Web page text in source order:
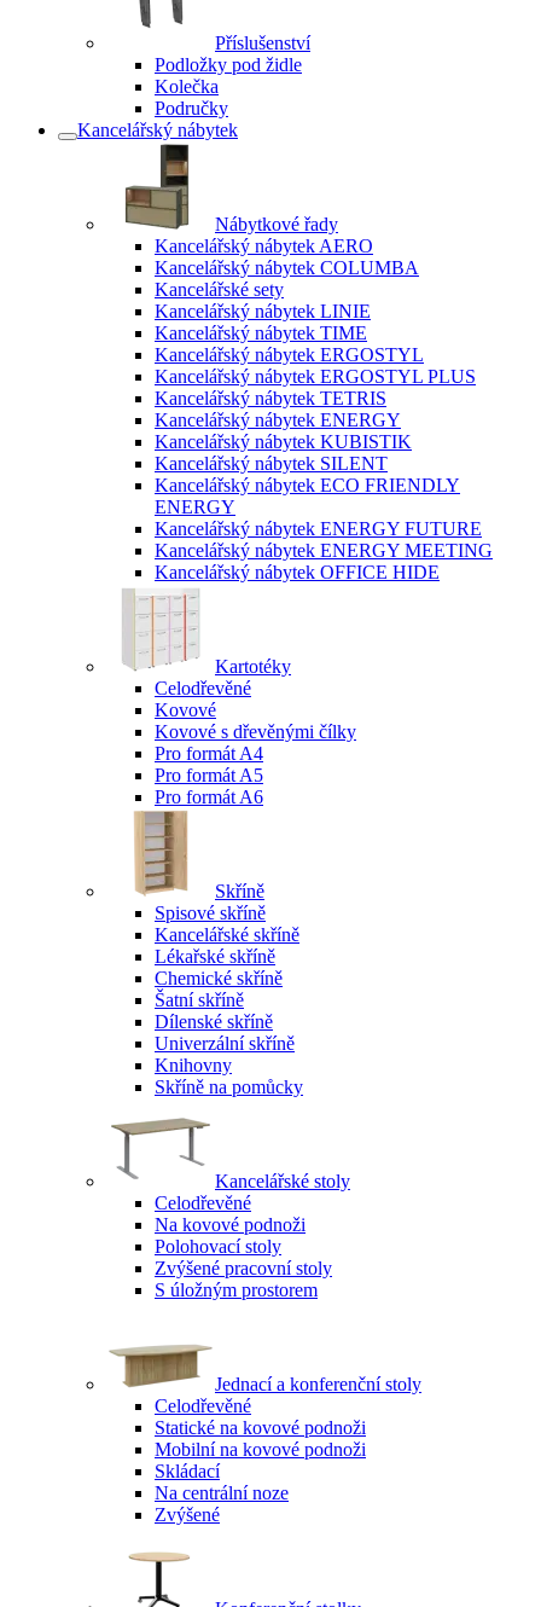
Příslušenství
Podložky pod židle
Kolečka
Područky
Kancelářský nábytek
Nábytkové řady
Kancelářský nábytek AERO
Kancelářský nábytek COLUMBA
Kancelářské sety
Kancelářský nábytek LINIE
Kancelářský nábytek TIME
Kancelářský nábytek ERGOSTYL
Kancelářský nábytek ERGOSTYL PLUS
Kancelářský nábytek TETRIS
Kancelářský nábytek ENERGY
Kancelářský nábytek KUBISTIK
Kancelářský nábytek SILENT
Kancelářský nábytek ECO FRIENDLY
ENERGY
Kancelářský nábytek ENERGY FUTURE
Kancelářský nábytek ENERGY MEETING
Kancelářský nábytek OFFICE HIDE
Kartotéky
Celodřevěné
Kovové
Kovové s dřevěnými čílky
Pro formát A4
Pro formát A5
Pro formát A6
Skříně
Spisové skříně
Kancelářské skříně
Lékařské skříně
Chemické skříně
Šatní skříně
Dílenské skříně
Univerzální skříně
Knihovny
Skříně na pomůcky
Kancelářské stoly
Celodřevěné
Na kovové podnoži
Polohovací stoly
Zvýšené pracovní stoly
S úložným prostorem
Jednací a konferenční stoly
Celodřevěné
Statické na kovové podnoži
Mobilní na kovové podnoži
Skládací
Na centrální noze
Zvýšené